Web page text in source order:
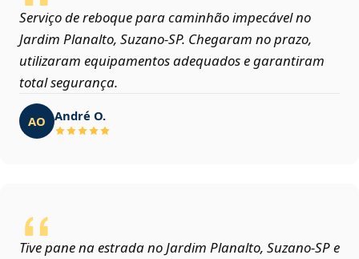
Serviço de reboque para caminhão impecável no
Jardim Planalto, Suzano‑SP. Chegaram no prazo,
utilizaram equipamentos adequados e garantiram
total segurança.
AO André O.
Tive pane na estrada no Jardim Planalto, Suzano‑SP e